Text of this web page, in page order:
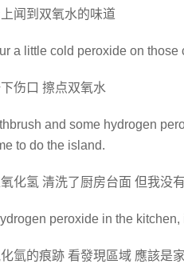
闻到双氧水的味道
a little cold peroxide on those
伤口 擦点双氧水
and some hydrogen
to do the island.
化氢 清洗了厨房台面 但我没
peroxide in the
氫的痕跡 看發現區域 應該是